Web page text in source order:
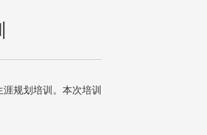
规划培训。本次培训